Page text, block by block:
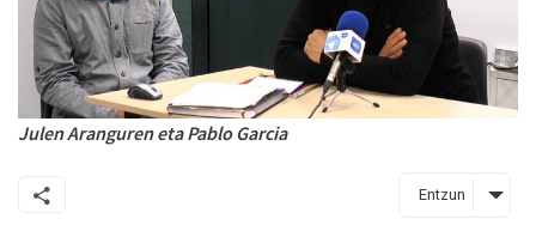
Julen Aranguren eta Pablo Garcia
Entzun